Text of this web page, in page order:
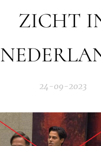
ZICHT
24-09-2023